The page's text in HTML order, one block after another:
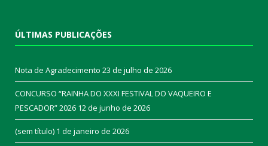
ÚLTIMAS PUBLICAÇÕES
Nota de Agradecimento 23 de julho de 2026
CONCURSO “RAINHA DO XXXI FESTIVAL DO VAQUEIRO E
PESCADOR” 2026 12 de junho de 2026
(sem título) 1 de janeiro de 2026